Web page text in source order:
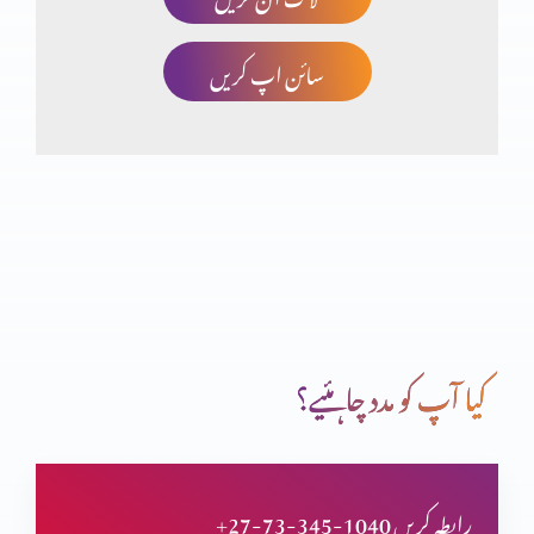
قران سے قران تک(حصہ 23)
ولادتِ یسوع المسیح کا ثبوت قرآن میں
سائن اپ کریں
کیا آپ کو مدد چاہئیے؟
+27-73-345-1040 رابطہ کریں